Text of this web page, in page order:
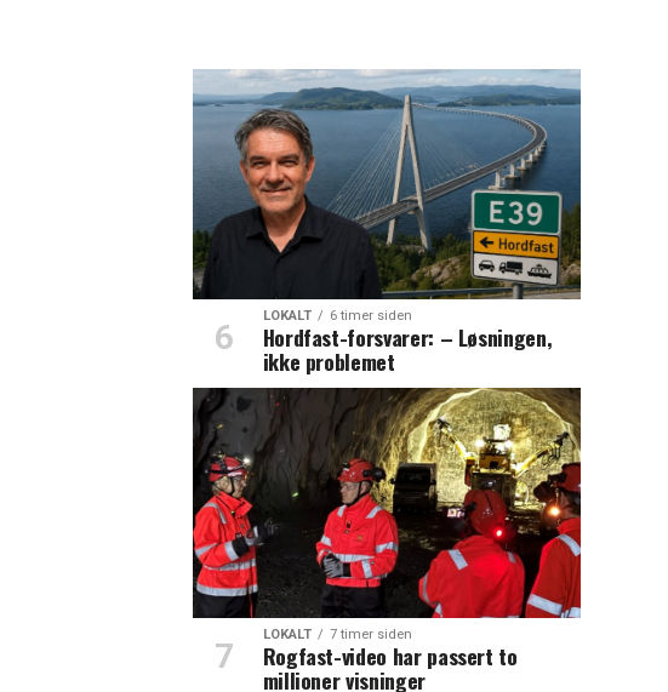
LOKALT 6 timer siden
Hordfast-forsvarer: – Løsningen,
ikke problemet
LOKALT 7 timer siden
Rogfast-video har passert to
millioner visninger